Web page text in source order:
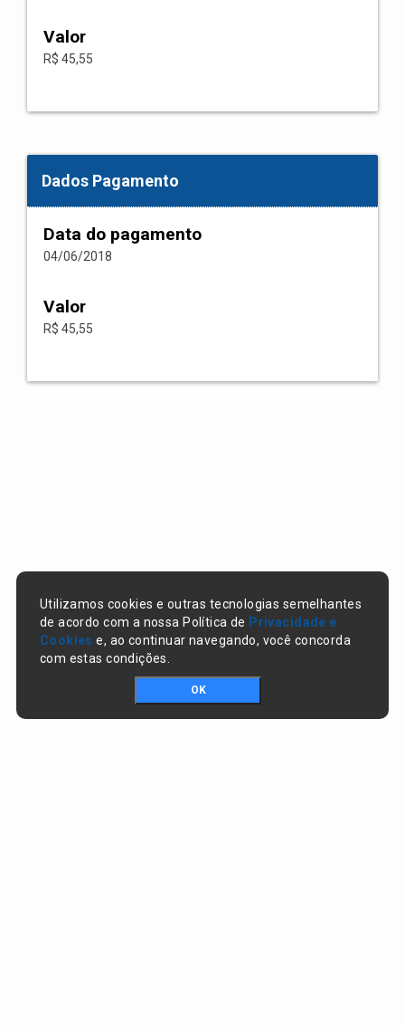
Valor
R$ 45,55
Dados Pagamento
Data do pagamento
04/06/2018
Valor
R$ 45,55
Utilizamos cookies e outras tecnologias semelhantes
de acordo com a nossa Política de Privacidade e
Cookies e, ao continuar navegando, você concorda
com estas condições.
OK